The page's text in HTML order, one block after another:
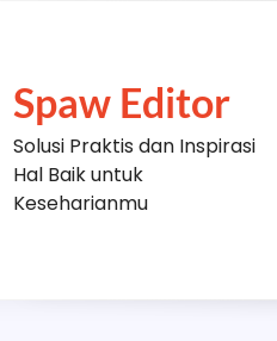
Spaw Editor
Solusi Praktis dan Inspirasi
Hal Baik untuk
Keseharianmu